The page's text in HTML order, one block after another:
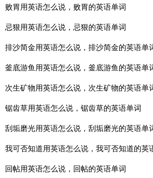
败胃用英语怎么说，败胃的英语单词
忌狠用英语怎么说，忌狠的英语单词
排沙简金用英语怎么说，排沙简金的英语单
釜底游鱼用英语怎么说，釜底游鱼的英语单
次生矿物用英语怎么说，次生矿物的英语单
锯齿草用英语怎么说，锯齿草的英语单词
刮垢磨光用英语怎么说，刮垢磨光的英语单
我可否知道用英语怎么说，我可否知道的英
回帖用英语怎么说，回帖的英语单词